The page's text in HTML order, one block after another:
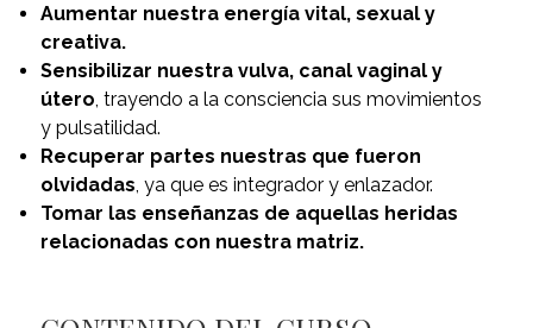
Aumentar nuestra energía vital, sexual y
creativa.
Sensibilizar nuestra vulva, canal vaginal y
útero , trayendo a la consciencia sus movimientos
y pulsatilidad.
Recuperar partes nuestras que fueron
olvidadas , ya que es integrador y enlazador.
Tomar las enseñanzas de aquellas heridas
relacionadas con nuestra matriz.